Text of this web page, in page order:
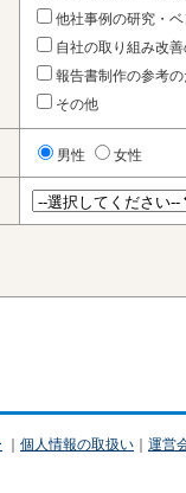
他社事例の研究・
自社の取り組み改
報告書制作の参考
その他
男性 女性
｜ 個人情報の取扱い ｜ 運営